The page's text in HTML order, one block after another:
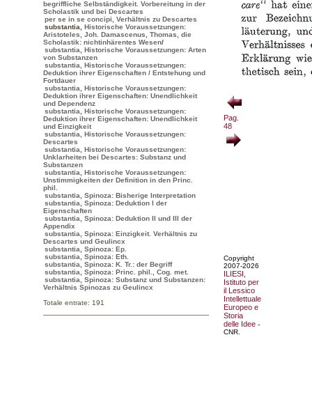
begriffliche Selbständigkeit. Vorbereitung in der
Scholastik und bei Descartes
per se in se concipi, Verhältnis zu Descartes
substantia
Historische Voraussetzungen:
Aristoteles, Joh. Damascenus, Thomas, die
Scholastik: nichtinhärentes Wesen/
substantia, Historische Voraussetzungen: Arten
von Substanzen
substantia, Historische Voraussetzungen:
Deduktion ihrer Eigenschaften / Entstehung und
Fortdauer
substantia, Historische Voraussetzungen:
Deduktion ihrer Eigenschaften: Unendlichkeit
und Dependenz
substantia, Historische Voraussetzungen:
Deduktion ihrer Eigenschaften: Unendlichkeit
und Einzigkeit
substantia, Historische Voraussetzungen:
Descartes
substantia, Historische Voraussetzungen:
Unklarheiten bei Descartes: Substanz und
Substanzen
substantia, Historische Voraussetzungen:
Unstimmigkeiten der Definition in den Princ.
phil.
substantia, Spinoza: Bisherige Interpretation
substantia, Spinoza: Deduktion I der
Eigenschaften
substantia, Spinoza: Deduktion II und III der
Appendix
substantia, Spinoza: Einzigkeit. Verhältnis zu
Descartes und Geulincx
substantia, Spinoza: Ep.
substantia, Spinoza: Eth.
substantia, Spinoza: K. Tr.: der Begriff
substantia, Spinoza: Princ. phil., Cog. met.
substantia, Spinoza: Substanz und Substanzen:
Verhältnis Spinozas zu Geulincx
Totale entrate: 191
Pag.
48
Copyright
2007-2026
ILIESI,
Istituto per
il Lessico
Intellettuale
Europeo e
Storia
delle Idee -
CNR.